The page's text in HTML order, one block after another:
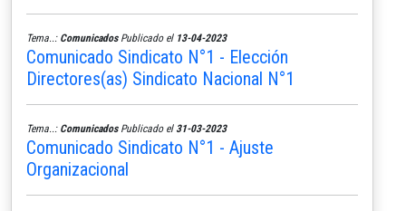
Tema..: ComunicadosPublicado el 13-04-2023
Comunicado Sindicato N°1 - Elección
Directores(as) Sindicato Nacional N°1
Tema..: ComunicadosPublicado el 31-03-2023
Comunicado Sindicato N°1 - Ajuste
Organizacional